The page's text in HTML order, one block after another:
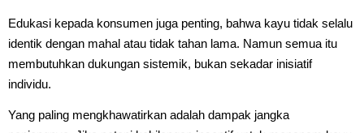
Edukasi kepada konsumen juga penting, bahwa kayu tidak selalu
identik dengan mahal atau tidak tahan lama. Namun semua itu
membutuhkan dukungan sistemik, bukan sekadar inisiatif
individu.
Yang paling mengkhawatirkan adalah dampak jangka